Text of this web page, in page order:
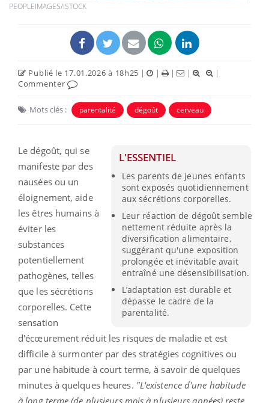
PEOPLEIMAGES/ISTOCK
Publié le 17.01.2026 à 18h25 | | | |
|
Commenter
Mots clés : parentalité dégoût cerveau
L'ESSENTIEL
Les parents de jeunes enfants
sont exposés quotidiennement
aux sécrétions corporelles.
Leur réaction de dégoût semble
nettement réduite après la
diversification alimentaire,
suggérant qu'une exposition
prolongée et inévitable avait
entraîné une désensibilisation.
L’adaptation est durable et
dépasse le cadre de la
parentalité.
Le dégoût, qui se
manifeste par des
nausées ou un
éloignement, aide
les êtres humains à
éviter les
substances
potentiellement
pathogènes, telles
que les sécrétions
corporelles. Cette
sensation
d'écœurement réduit les risques de maladie et est
difficile à surmonter par des stratégies cognitives ou
par une habitude à court terme, à savoir de quelques
minutes à quelques heures. "L'existence d'une habitude
à long terme (de plusieurs mois à plusieurs années) reste